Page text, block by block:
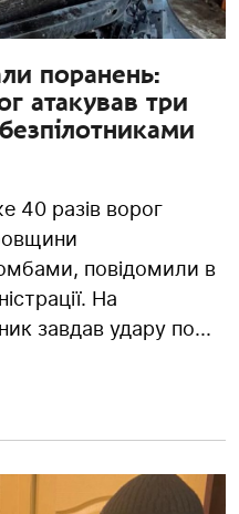
поранень:
атакував три
40 разів ворог
повідомили в
На
завдав удару по...